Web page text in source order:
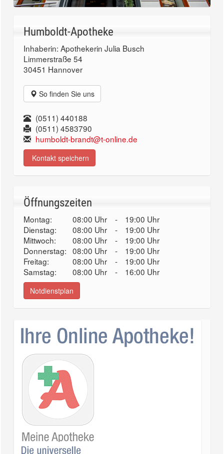
Humboldt-Apotheke
Inhaberin: Apothekerin Julia Busch
Limmerstraße 54
30451 Hannover
So finden Sie uns
(0511) 440188
(0511) 4583790
humboldt-brandt@t-online.de
Kontakt speichern
Öffnungszeiten
Montag: 08:00 Uhr -
19:00 Uhr
Dienstag:
08:00 Uhr -
19:00 Uhr
Mittwoch:
08:00 Uhr -
19:00 Uhr
Donnerstag: 08:00 Uhr -
19:00 Uhr
Freitag:
08:00 Uhr -
19:00 Uhr
Samstag:
08:00 Uhr - 16:00 Uhr
Notdienstplan